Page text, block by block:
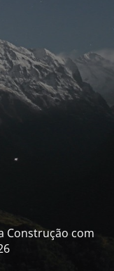
Construção com